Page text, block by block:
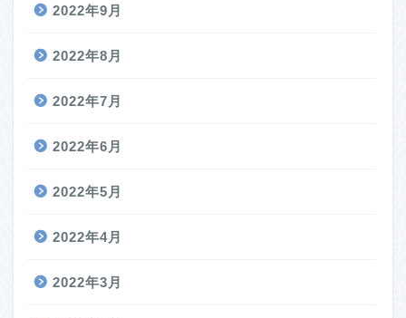
2022年9月
2022年8月
2022年7月
2022年6月
2022年5月
2022年4月
2022年3月